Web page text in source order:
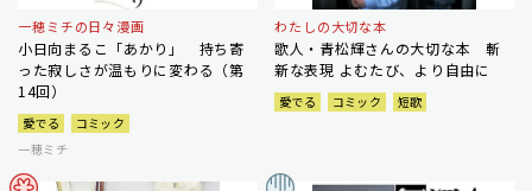
一穂ミチの日々漫画
小日向まるこ「あかり」 持ち寄
った寂しさが温もりに変わる（第
14回）
愛でる
コミック
一穂ミチ
わたしの大切な本
歌人・青松輝さんの大切な本 斬
新な表現 よむたび、より自由に
愛でる コミック 短歌